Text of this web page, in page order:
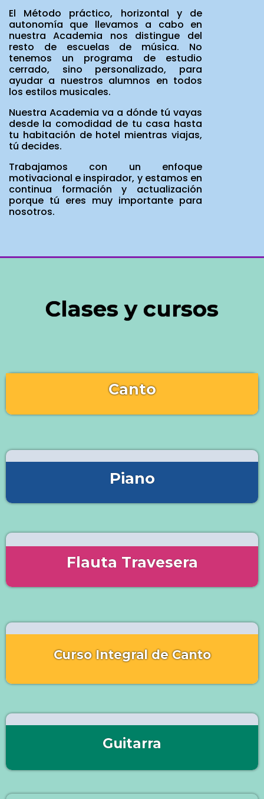
El Método práctico, horizontal y de
autonomía que llevamos a cabo en
nuestra Academia nos distingue del
resto de escuelas de música. No
tenemos un programa de estudio
cerrado, sino personalizado, para
ayudar a nuestros alumnos en todos
los estilos musicales.
Nuestra Academia va a dónde tú vayas
desde la comodidad de tu casa hasta
tu habitación de hotel mientras viajas,
tú decides.
Trabajamos con un enfoque
motivacional e inspirador, y estamos en
continua formación y actualización
porque tú eres muy importante para
nosotros.
Clases y cursos
Canto
Piano
Flauta Travesera
Curso Integral de Canto
Guitarra